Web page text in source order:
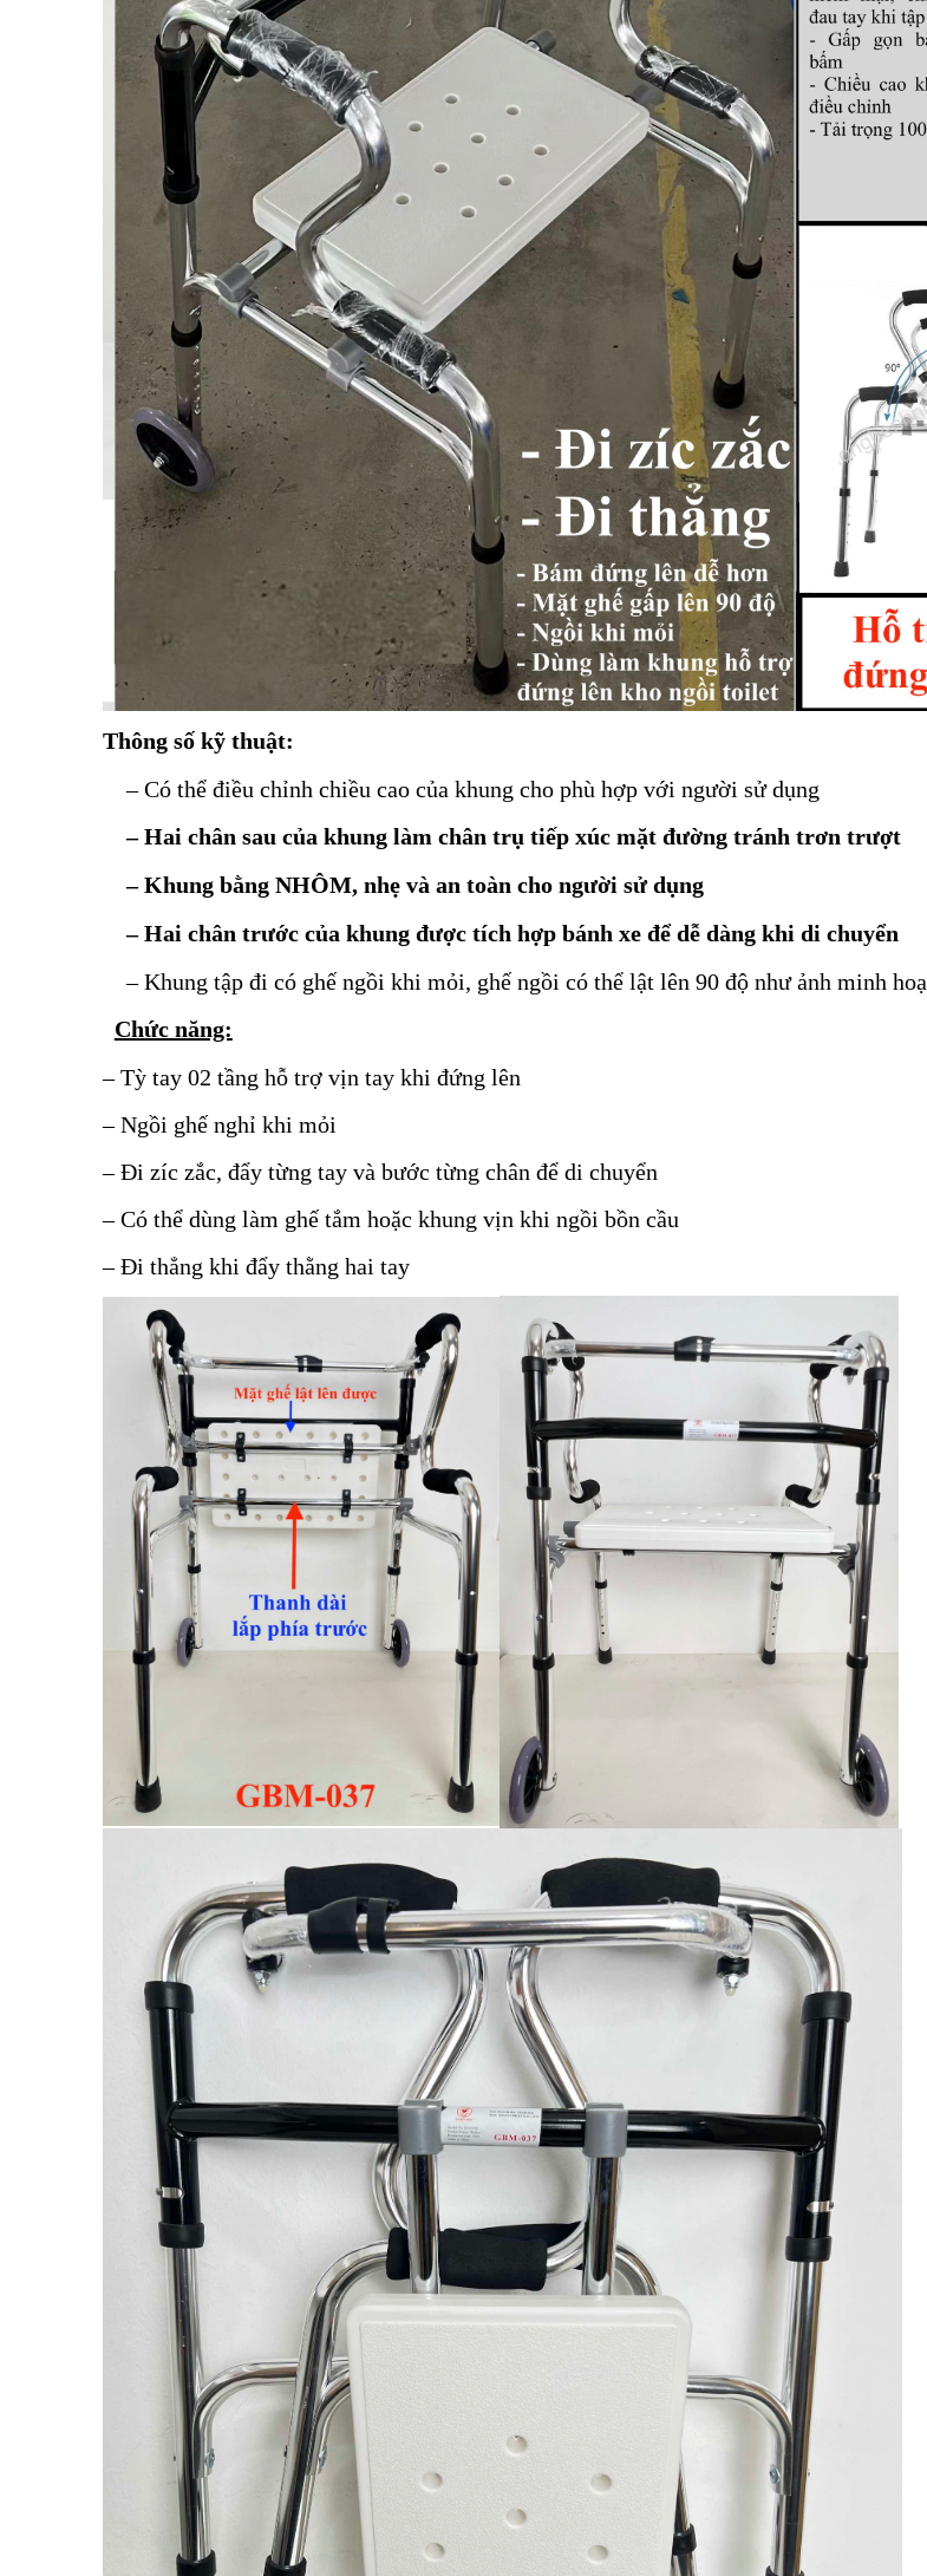
Thông số kỹ thuật:
– Có thể điều chỉnh chiều cao của khung cho phù hợp với người sử dụng
– Hai chân sau của khung làm chân trụ tiếp xúc mặt đường tránh trơn trượt
– Khung bằng NHÔM, nhẹ và an toàn cho người sử dụng
– Hai chân trước của khung được tích hợp bánh xe để dễ dàng khi di chuyển
– Khung tập đi có ghế ngồi khi mỏi, ghế ngồi có thể lật lên 90 độ như ảnh minh hoạ
Chức năng:
– Tỳ tay 02 tầng hỗ trợ vịn tay khi đứng lên
– Ngồi ghế nghỉ khi mỏi
– Đi zíc zắc, đẩy từng tay và bước từng chân để di chuyển
– Có thể dùng làm ghế tắm hoặc khung vịn khi ngồi bồn cầu
– Đi thẳng khi đẩy thằng hai tay